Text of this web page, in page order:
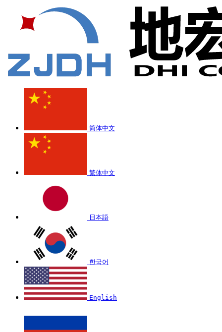
简体中文
繁体中文
日本語
한국어
English